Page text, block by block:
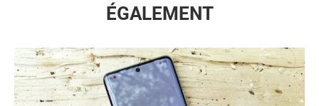
ÉGALEMENT